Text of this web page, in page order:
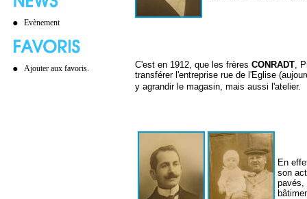
Evènement
Ajouter aux favoris. C'est en 1912, que les frères CONRADT,
transférer l'entreprise rue de l'Eglise
y agrandir le magasin, mais aussi l'atelier.
En
son
pavés,